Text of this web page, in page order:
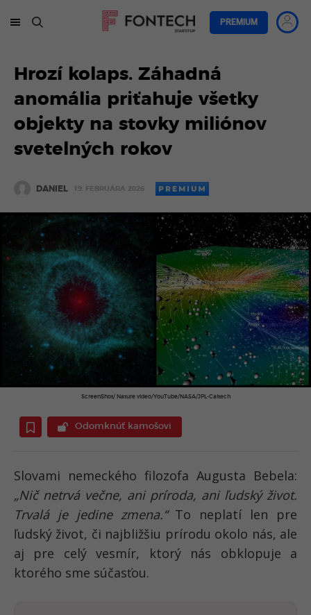
PREMIUM
Hrozí kolaps. Záhadná
anomália priťahuje všetky
objekty na stovky miliónov
svetelných rokov
DANIEL 19. FEBRUÁRA 2026
ScreenShot/ Nature video/YouTube/NASA/JPL-Caltech
Odomknúť kamošovi
Slovami nemeckého filozofa Augusta Bebela:
„Nič netrvá večne, ani príroda, ani ľudský život.
Trvalá je jedine zmena.“To neplatí len pre
ľudský život, či najbližšiu prírodu okolo nás, ale
aj pre celý vesmír, ktorý nás obklopuje a
ktorého sme súčasťou.